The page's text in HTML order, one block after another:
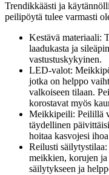
Trendikkäästi ja
peilipöytä tulee varmasti
Kestävä materiaali:
laadukasta ja
vastustuskykyinen.
LED-valot:
jotka on helppo
valkoiseen tilaan.
korostavat myös
Meikkipeili: Peilillä
täydellinen
hoitaa kasvojesi
Reilusti
meikkien, korujen ja
säilytykseen ja